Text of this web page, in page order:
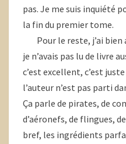
pas. Je me suis inquiété
la fin du premier tome.
Pour le reste, j’ai
je n’avais pas lu de livre
c’est excellent, c’est
l’auteur n’est pas parti
Ça parle de pirates, de
d’aéronefs, de flingues,
bref, les ingrédients